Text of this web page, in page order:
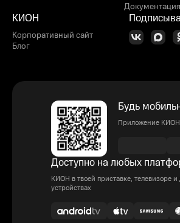
КИОН
Корпоративный сайт
Блог
Будь
Приложение КИОН
Доступно на любых
КИОН в твоей приставке, телевизоре и
устройствах